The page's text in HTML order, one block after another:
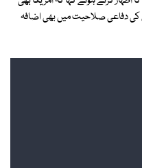
کی دفاعی صلاحیت میں بھی اضافہ